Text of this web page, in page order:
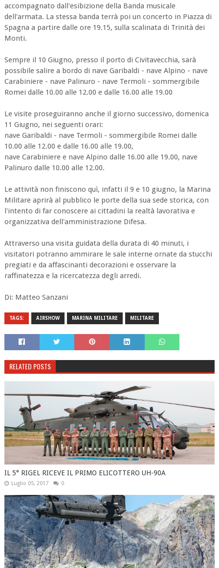
accompagnato dall'esibizione della Banda musicale
dell'armata. La stessa banda terrà poi un concerto in Piazza di
Spagna a partire dalle ore 19.15, sulla scalinata di Trinità dei
Monti.
Sempre il 10 Giugno, presso il porto di Civitavecchia, sarà
possibile salire a bordo di nave Garibaldi - nave Alpino - nave
Carabiniere - nave Palinuro - nave Termoli - sommergibile
Romei dalle 10.00 alle 12.00 e dalle 16.00 alle 19.00
Le visite proseguiranno anche il giorno successivo, domenica
11 Giugno, nei seguenti orari:
nave Garibaldi - nave Termoli - sommergibile Romei dalle
10.00 alle 12.00 e dalle 16.00 alle 19.00,
nave Carabiniere e nave Alpino dalle 16.00 alle 19.00, nave
Palinuro dalle 10.00 alle 12.00.
Le attività non finiscono quì, infatti il 9 e 10 giugno, la Marina
Militare aprirà al pubblico le porte della sua sede storica, con
l'intento di far conoscere ai cittadini la realtà lavorativa e
organizzativa dell'amministrazione Difesa.
Attraverso una visita guidata della durata di 40 minuti, i
visitatori potranno ammirare le sale interne ornate da stucchi
pregiati e da affascinanti decorazioni e osservare la
raffinatezza e la ricercatezza degli arredi.
Di: Matteo Sanzani
TAGS: AIRSHOW MARINA MILITARE MILITARE
RELATED POSTS
IL 5° RIGEL RICEVE IL PRIMO ELICOTTERO UH-90A
Luglio 05, 2017 0